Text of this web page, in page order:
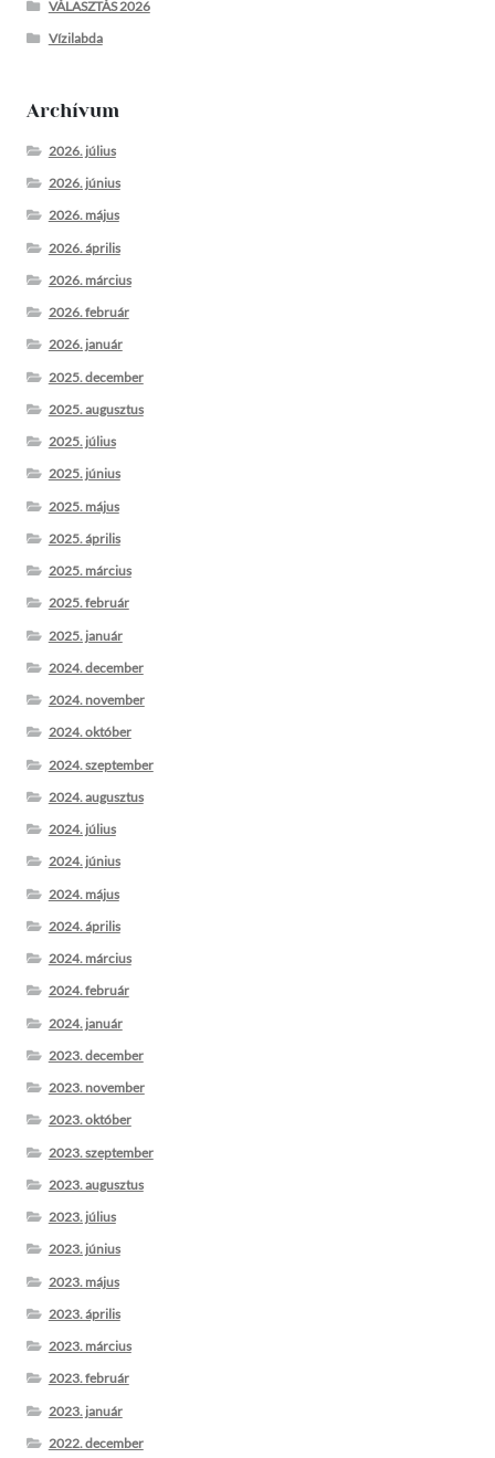
VÁLASZTÁS 2026
Vízilabda
Archívum
2026. július
2026. június
2026. május
2026. április
2026. március
2026. február
2026. január
2025. december
2025. augusztus
2025. július
2025. június
2025. május
2025. április
2025. március
2025. február
2025. január
2024. december
2024. november
2024. október
2024. szeptember
2024. augusztus
2024. július
2024. június
2024. május
2024. április
2024. március
2024. február
2024. január
2023. december
2023. november
2023. október
2023. szeptember
2023. augusztus
2023. július
2023. június
2023. május
2023. április
2023. március
2023. február
2023. január
2022. december